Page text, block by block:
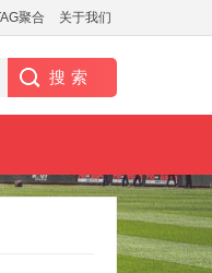
聚合 关于我们